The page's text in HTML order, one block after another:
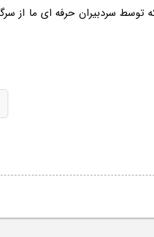
که توسط سردبیران حرفه ای ما